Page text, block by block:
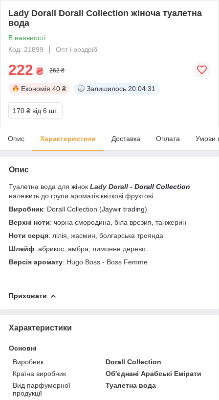
Lady Dorall Dorall Collection жіноча туалетна
вода
В наявності
Код: 21899
Опт і роздріб
222 ₴ 262 ₴
Економія 40 ₴ Залишилось 20:04:31
170 ₴ від 6 шт.
Опис Характеристики Доставка Оплата Умови
Опис
Туалетна вода для жінок Lady Dorall - Dorall Collection
належить до групи ароматів квіткові фруктові
Виробник: Dorall Collection (Jaywir trading)
Верхні ноти: чорна смородина, біла врезия, танжерин
Ноти серця: лілія, жасмин, болгарська троянда
Шлейф: абрикос, амбра, лимонне дерево
Версія аромату: Hugo Boss - Boss Femme
Приховати
Характеристики
Основні
Виробник
Dorall Collection
Країна виробник
Об'єднані Арабські Емірати
Вид парфумерної
продукції
Туалетна вода